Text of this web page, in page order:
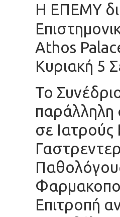
Η ΕΠΕΜΥ
Athos
Κυριακή 5
Το
παράλληλη
σε
Επιτροπή